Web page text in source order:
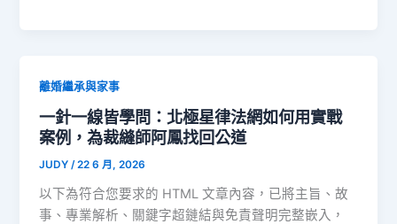
離婚繼承與家事
一針一線皆學問：北極星律法網如何用實戰
案例，為裁縫師阿鳳找回公道
JUDY /22 6 月, 2026
以下為符合您要求的 HTML 文章內容，已將主旨、故
事、專業解析、關鍵字超鏈結與免責聲明完整嵌入，